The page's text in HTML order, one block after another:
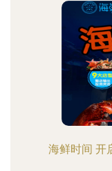
海鲜时间 开